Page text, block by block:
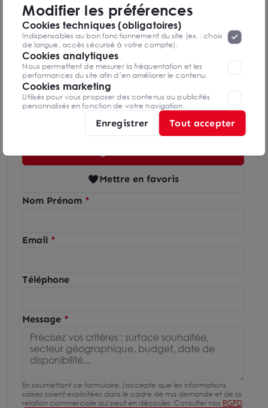
Diagnostics GES en cours de réalisation
Geoffrey VERHULST
Mettre en favoris
Nom Prénom
Email
Téléphone
Message
En soumettant ce formulaire, j'accepte que les informations
saisies soient exploitées dans le cadre de ma demande et de la
relation commerciale qui peut en découler. Consulter nos RGPD
seront déposés. Pour plus d’informations, vous pouvez consulter
«Protection des données à caractère
personnel ».Lorsque vous naviguez sur notre site internet, il
peut être amenée à déposer des cookies. Vous avez la
possibilité de désactiver les cookies, ces réglages ne seront
valables que sur le navigateur que vous utilisez actuellement
Modifier les préférences
Cookies techniques (obligatoires)
Indispensables au bon fonctionnement du site (ex. : choix
de langue, accès sécurisé à votre compte).
Cookies analytiques
Nous permettent de mesurer la fréquentation et les
performances du site afin d’en améliorer le contenu.
Cookies marketing
Utilisés pour vous proposer des contenus ou publicités
personnalisés en fonction de votre navigation.
Enregistrer Tout accepter